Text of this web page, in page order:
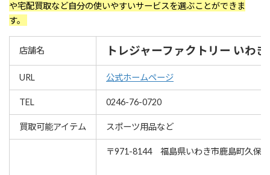
や宅配買取など自分の使いやすいサービスを選ぶことができま
す。
店舗名 トレジャーファクトリー いわ
URL 公式ホームページ
TEL 0246-76-0720
買取可能アイテム スポーツ用品など
〒971-8144 福島県いわき市鹿島町久保